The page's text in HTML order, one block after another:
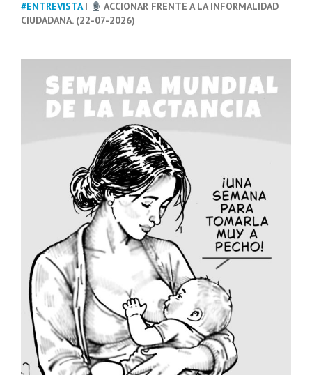
#ENTREVISTA|
ACCIONAR FRENTE A LA INFORMALIDAD
CIUDADANA. (22-07-2026)